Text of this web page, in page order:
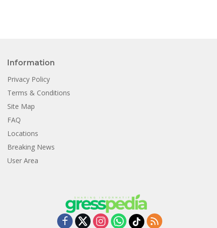
Information
Privacy Policy
Terms & Conditions
Site Map
FAQ
Locations
Breaking News
User Area